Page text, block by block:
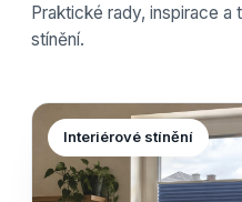
Praktické rady, inspirace
stínění.
Interiérové stínění